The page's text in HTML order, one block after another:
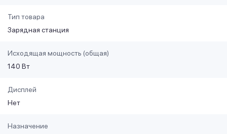
Тип товара
Зарядная станция
Исходящая мощность (общая)
140 Вт
Дисплей
Нет
Назначение